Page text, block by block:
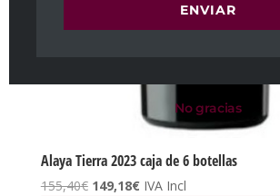
Alaya Tierra 2023 caja de 6 botellas
155,40€ El
149,18€ElIVA Incl
ENVIAR
No gracias